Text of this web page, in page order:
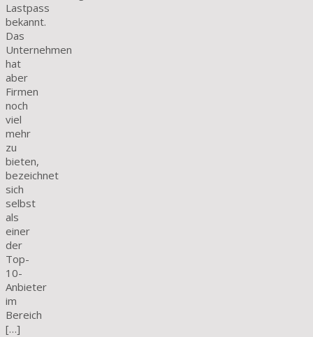
Lastpass
bekannt.
Das
Unternehmen
hat
aber
Firmen
noch
viel
mehr
zu
bieten,
bezeichnet
sich
selbst
als
einer
der
Top-
10-
Anbieter
im
Bereich
[…]